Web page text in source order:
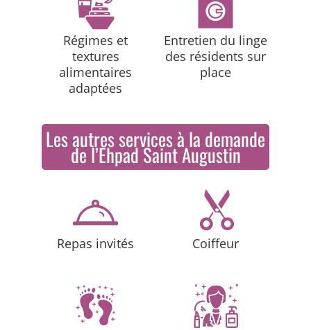
Régimes et
textures
alimentaires
adaptées
Entretien du linge
des résidents sur
place
Les autres services à la demande
de l’Ehpad Saint Augustin
Repas invités Coiffeur